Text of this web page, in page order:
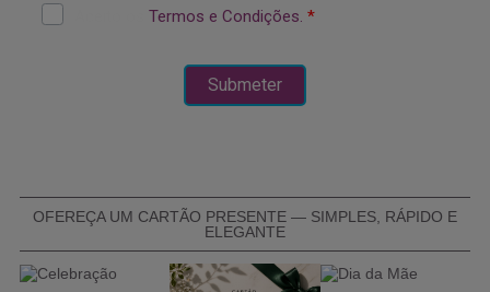
OFEREÇA UM CARTÃO PRESENTE — SIMPLES, RÁPIDO E
ELEGANTE